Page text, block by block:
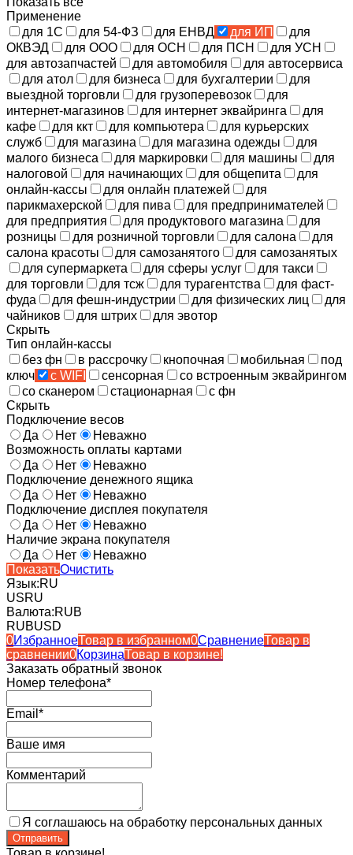
Применение
для 1С
для 54-ФЗ для ЕНВД для ИП
для
ОКВЭД
для ООО для ОСН для ПСН
для УСН
для автозапчастей
для автомобиля
для автосервиса
для атол
для бизнеса для бухгалтерии
для
выездной торговли
для грузоперевозок
для
интернет-магазинов
для интернет эквайринга
для
кафе
для ккт для компьютера
для курьерских
служб
для магазина для магазина одежды
для
малого бизнеса
для маркировки для машины
для
налоговой
для начинающих для общепита
для
онлайн-кассы
для онлайн платежей
для
парикмахерской
для пива
для предпринимателей
для предприятия
для продуктового магазина
для
розницы
для розничной торговли для салона
для
салона красоты
для самозанятого
для самозанятых
для супермаркета
для сферы услуг
для такси
для торговли
для тсж для турагентства
для фаст-
фуда
для фешн-индустрии для физических лиц
для
чайников
для штрих
для эвотор
Скрыть
Тип онлайн-кассы
без фн
в рассрочку кнопочная мобильная
под
ключ
с WIFI сенсорная
со встроенным эквайрингом
со сканером
стационарная
с фн
Скрыть
Подключение весов
Да
Нет
Неважно
Возможность оплаты картами
Да
Нет
Неважно
Подключение денежного ящика
Да
Нет
Неважно
Подключение дисплея покупателя
Да
Нет
Неважно
Наличие экрана покупателя
Да
Нет
Неважно
ПоказатьОчистить
Язык:RU
USRU
Валюта:RUB
RUBUSD
0ИзбранноеТовар в избранном0СравнениеТовар в
сравнении0КорзинаТовар в корзине!
Заказать обратный звонок
Номер телефона*
Email*
Ваше имя
Комментарий
Я соглашаюсь на обработку персональных данных